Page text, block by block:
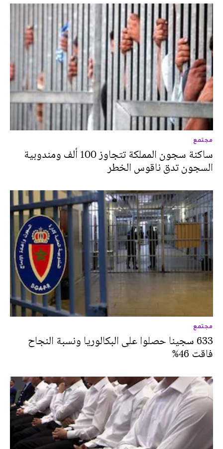
مجتمع
ساكنة سجون المملكة تتجاوز 100 ألف ومندوبية
السجون تدق ناقوس الخطر
مجتمع
633 سجينا حصلوا على البكالوريا ونسبة النجاح
فاقت 46%